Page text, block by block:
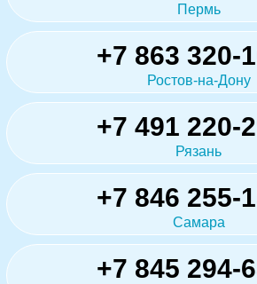
Пермь
+7 863 320-
Ростов-на-Дону
+7 491 220-
Рязань
+7 846 255-
Самара
+7 845 294-